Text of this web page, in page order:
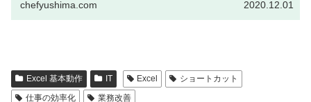
chefyushima.com 2020.12.01
Excel 基本動作 IT Excel
ショートカット
仕事の効率化
業務改善